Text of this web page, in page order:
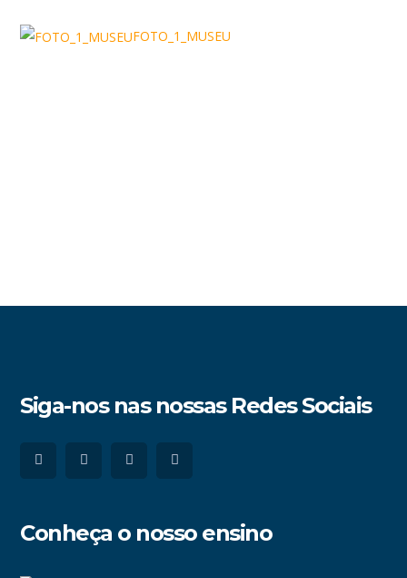
FOTO_1_MUSEU
Siga-nos nas nossas Redes Sociais
Conheça o nosso ensino